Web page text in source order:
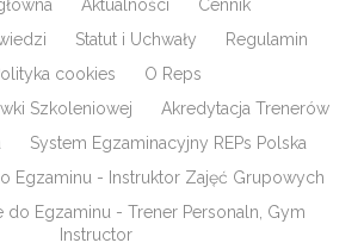
Aktualności
Cennik
Statut i Uchwały
Regulamin
cookies
O Reps
Szkoleniowej
Akredytacja Trenerów
System Egzaminacyjny REPs Polska
Egzaminu - Instruktor Zajęć Grupowych
do Egzaminu - Trener Personaln, Gym
Instructor